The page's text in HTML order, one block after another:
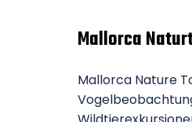
Mallorca
Mallorca Nature